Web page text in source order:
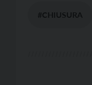
#CHIUSURA